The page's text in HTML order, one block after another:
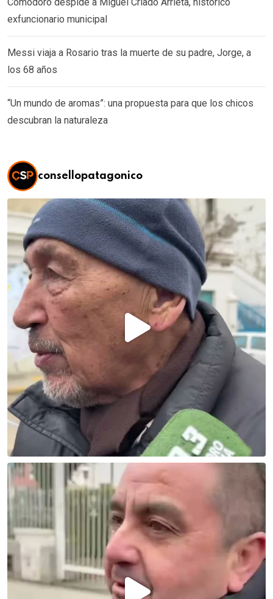
exfuncionario municipal
Messi viaja a Rosario tras la muerte de su padre, Jorge, a
los 68 años
“Un mundo de aromas”: una propuesta para que los chicos
descubran la naturaleza
consellopatagonico